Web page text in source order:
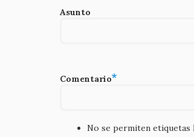
Asunto
Comentario
No se permiten etiquetas